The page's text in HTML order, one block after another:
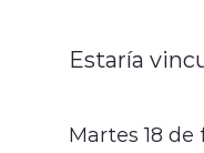
Estaría
Martes 18